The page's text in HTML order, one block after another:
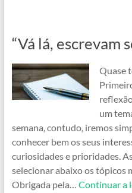
“Vá lá, escrevam
Quase
um
semana, contudo, iremos
conhecer bem os seus
curiosidades e prioridades.
selecionar abaixo os tópicos
Obrigada pela… Continuar a